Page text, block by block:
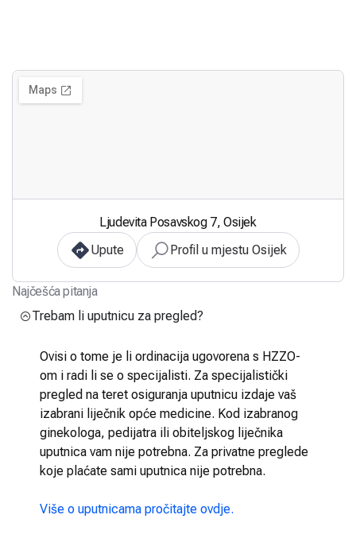
Ljudevita Posavskog 7, Osijek
Upute
Profil u mjestu Osijek
Najčešća pitanja
Trebam li uputnicu za pregled?
Ovisi o tome je li ordinacija ugovorena s HZZO-
om i radi li se o specijalisti. Za specijalistički
pregled na teret osiguranja uputnicu izdaje vaš
izabrani liječnik opće medicine. Kod izabranog
ginekologa, pedijatra ili obiteljskog liječnika
uputnica vam nije potrebna. Za privatne preglede
koje plaćate sami uputnica nije potrebna.
Više o uputnicama pročitajte ovdje.